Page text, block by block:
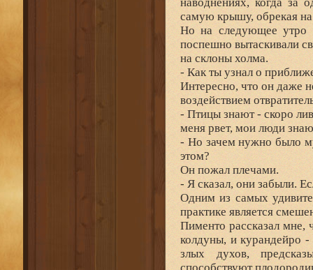
самую крышу, обрекая на
Но на следующее утро
поспешно вытаскивали
на склоны холма.
- Как ты узнал о
Интересно, что он даже
воздействием
- Птицы знают - скоро
меня рвет, мои люди
- Но зачем нужно было
этом?
Он пожал плечами.
- Я сказал, они забыли.
Одним из самых
практике является
Пименто рассказал мне,
колдуны, и курандейро
злых духов,